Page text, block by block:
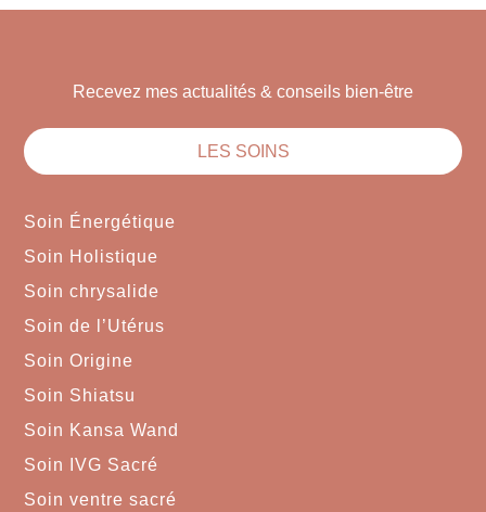
Recevez mes actualités & conseils bien-être
LES SOINS
Soin Énergétique
Soin Holistique
Soin chrysalide
Soin de l’Utérus
Soin Origine
Soin Shiatsu
Soin Kansa Wand
Soin IVG Sacré
Soin ventre sacré